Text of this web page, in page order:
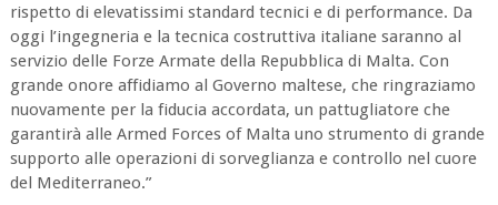
rispetto di elevatissimi standard tecnici e di performance. Da
oggi l’ingegneria e la tecnica costruttiva italiane saranno al
servizio delle Forze Armate della Repubblica di Malta. Con
grande onore affidiamo al Governo maltese, che ringraziamo
nuovamente per la fiducia accordata, un pattugliatore che
garantirà alle Armed Forces of Malta uno strumento di grande
supporto alle operazioni di sorveglianza e controllo nel cuore
del Mediterraneo.”